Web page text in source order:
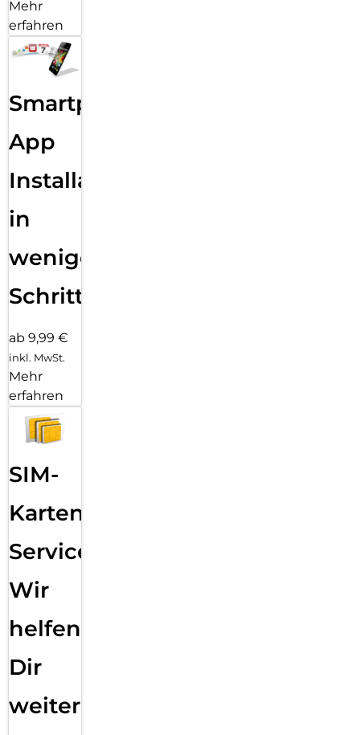
Mehr
erfahren
Smartphone
App
Installation
in
wenigen
Schritten
ab 9,99 €
inkl. MwSt.
Mehr
erfahren
SIM-
Karten
Service:
Wir
helfen
Dir
weiter